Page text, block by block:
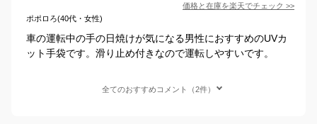
価格と在庫を楽天でチェック >>
ポポロろ(40代・女性)
車の運転中の手の日焼けが気になる男性におすすめのUVカ
ット手袋です。滑り止め付きなので運転しやすいです。
全てのおすすめコメント（2件）